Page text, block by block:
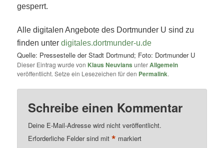
gesperrt.
Alle digitalen Angebote des Dortmunder U sind zu
finden unterdigitales.dortmunder-u.de
Quelle: Pressestelle der Stadt Dortmund; Foto: Dortmunder U
Dieser Eintrag wurde von Klaus Neuvians unterAllgemein
veröffentlicht. Setze ein Lesezeichen für den Permalink.
Schreibe einen Kommentar
Deine E-Mail-Adresse wird nicht veröffentlicht.
Erforderliche Felder sind mit* markiert